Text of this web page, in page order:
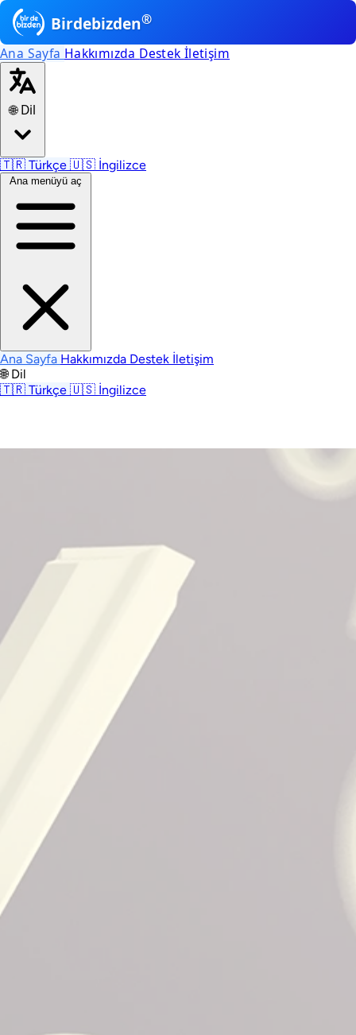
Birdebizden®
Ana Sayfa Hakkımızda Destek İletişim
🌐 Dil
🇹🇷 Türkçe 🇺🇸 İngilizce
Ana menüyü aç
Ana Sayfa Hakkımızda Destek İletişim
🌐 Dil
🇹🇷 Türkçe 🇺🇸 İngilizce